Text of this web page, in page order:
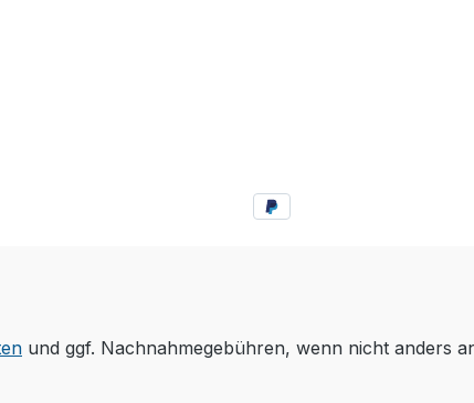
und ggf. Nachnahmegebühren, wenn nicht anders